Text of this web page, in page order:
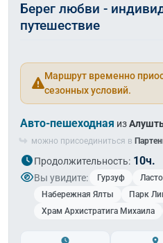
Берег любви -
путешествие
Маршрут временно
сезонных условий.
Авто-пешеходная из
можно присоединиться в
Продолжительность: 10ч.
Вы увидите: Гурзуф
Набережная Ялты
Парк
Храм Архистратига Михаила